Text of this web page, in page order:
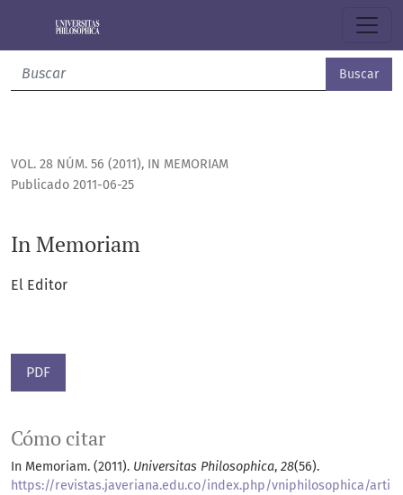
Buscar
VOL. 28 NÚM. 56 (2011), IN MEMORIAM
In Memoriam
Publicado 2011-06-25
El Editor
PDF
Cómo citar
In Memoriam. (2011). Universitas Philosophica, 28(56).
https://revistas.javeriana.edu.co/index.php/vniphilosophica/arti